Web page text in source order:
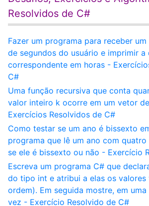
Resolvidos de C#
Fazer um programa para receber
de segundos do usuário e imprimir a
correspondente em horas -
C#
Uma função recursiva que conta
valor inteiro k ocorre em um vetor
Exercícios Resolvidos de C#
Como testar se um ano é bissexto
programa que lê um ano com
se ele é bissexto ou não - Exercício
Escreva um programa C# que
do tipo int e atribui a elas os valores
ordem). Em seguida mostre, em
vez - Exercício Resolvido de C#